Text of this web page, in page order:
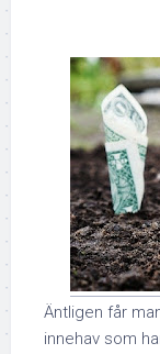
Äntligen får
innehav som